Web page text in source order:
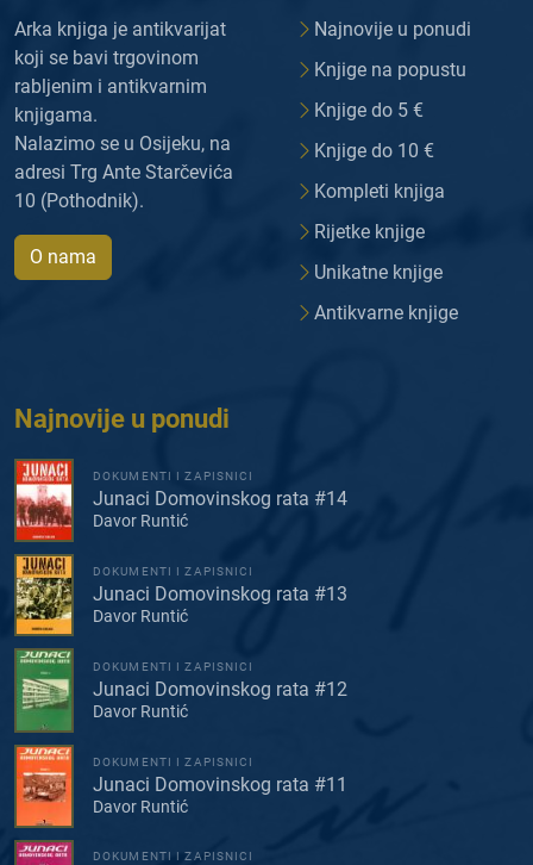
Arka knjiga je antikvarijat
koji se bavi trgovinom
rabljenim i antikvarnim
knjigama.
Nalazimo se u Osijeku, na
adresi Trg Ante Starčevića
10 (Pothodnik).
O nama
Najnovije u ponudi
Knjige na popustu
Knjige do 5 €
Knjige do 10 €
Kompleti knjiga
Rijetke knjige
Unikatne knjige
Antikvarne knjige
Najnovije u ponudi
DOKUMENTI I ZAPISNICI
Junaci Domovinskog rata #14
Davor Runtić
DOKUMENTI I ZAPISNICI
Junaci Domovinskog rata #13
Davor Runtić
DOKUMENTI I ZAPISNICI
Junaci Domovinskog rata #12
Davor Runtić
DOKUMENTI I ZAPISNICI
Junaci Domovinskog rata #11
Davor Runtić
DOKUMENTI I ZAPISNICI